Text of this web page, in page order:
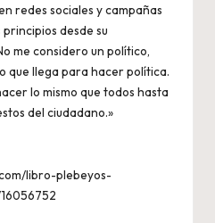
redes sociales y campañas
desde su
me considero un político,
que llega para hacer política.
lo mismo que todos hasta
del ciudadano.»
libro-plebeyos-